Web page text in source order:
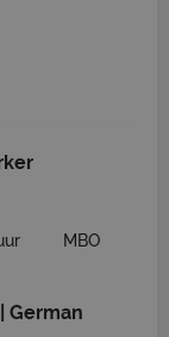
MBO
German